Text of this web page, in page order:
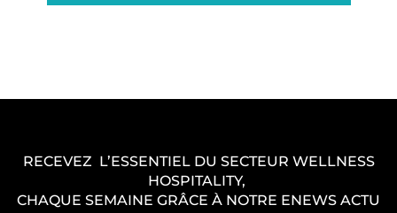
RECEVEZ L’ESSENTIEL DU SECTEUR WELLNESS
HOSPITALITY,
CHAQUE SEMAINE GRÂCE À NOTRE ENEWS ACTU